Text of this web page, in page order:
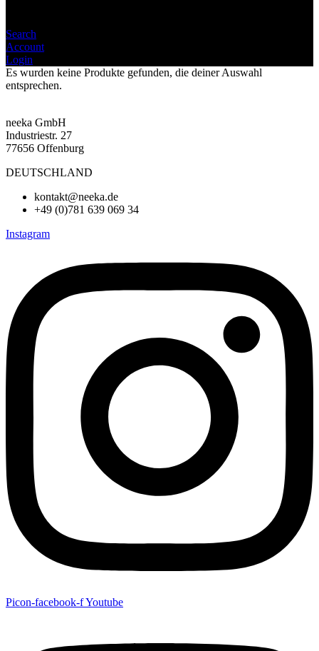
Search
Account
Login
Es wurden keine Produkte gefunden, die deiner Auswahl
entsprechen.
neeka GmbH
Industriestr. 27
77656 Offenburg
DEUTSCHLAND
kontakt@neeka.de
+49 (0)781 639 069 34
Instagram
Picon-facebook-fYoutube